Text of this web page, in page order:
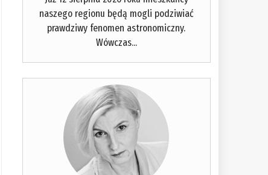
naszego regionu będą mogli podziwiać
prawdziwy fenomen astronomiczny.
Wówczas...